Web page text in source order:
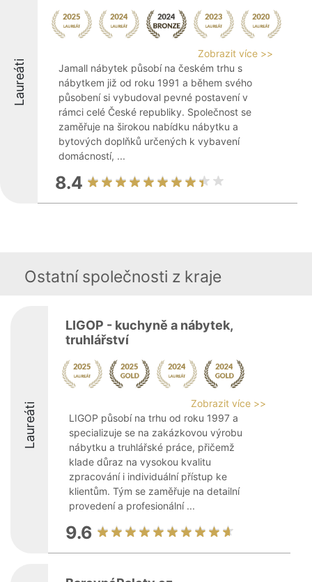
Laureáti
Zobrazit více >>
Jamall nábytek působí na českém trhu s
nábytkem již od roku 1991 a během svého
působení si vybudoval pevné postavení v
rámci celé České republiky. Společnost se
zaměřuje na širokou nabídku nábytku a
bytových doplňků určených k vybavení
domácností, ...
8.4
Ostatní společnosti z kraje
Laureáti
LIGOP - kuchyně a nábytek,
truhlářství
Zobrazit více >>
LIGOP působí na trhu od roku 1997 a
specializuje se na zakázkovou výrobu
nábytku a truhlářské práce, přičemž
klade důraz na vysokou kvalitu
zpracování i individuální přístup ke
klientům. Tým se zaměřuje na detailní
provedení a profesionální ...
9.6